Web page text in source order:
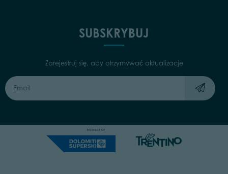
SUBSKRYBUJ
Zarejestruj się, aby otrzymywać aktualizacje